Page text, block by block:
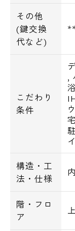
その他
(鍵交換
代など)
こだわり
条件
,
構造・工
法・仕様
階・フロ
ア